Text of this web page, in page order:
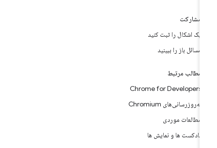
مشارکت
یک اشکال را ثبت کنید
مسائل باز را ببینید
مطالب مرتبط
Chrome for Developers
به‌روزرسانی‌های Chromium
مطالعات موردی
پادکست ها و نمایش ها